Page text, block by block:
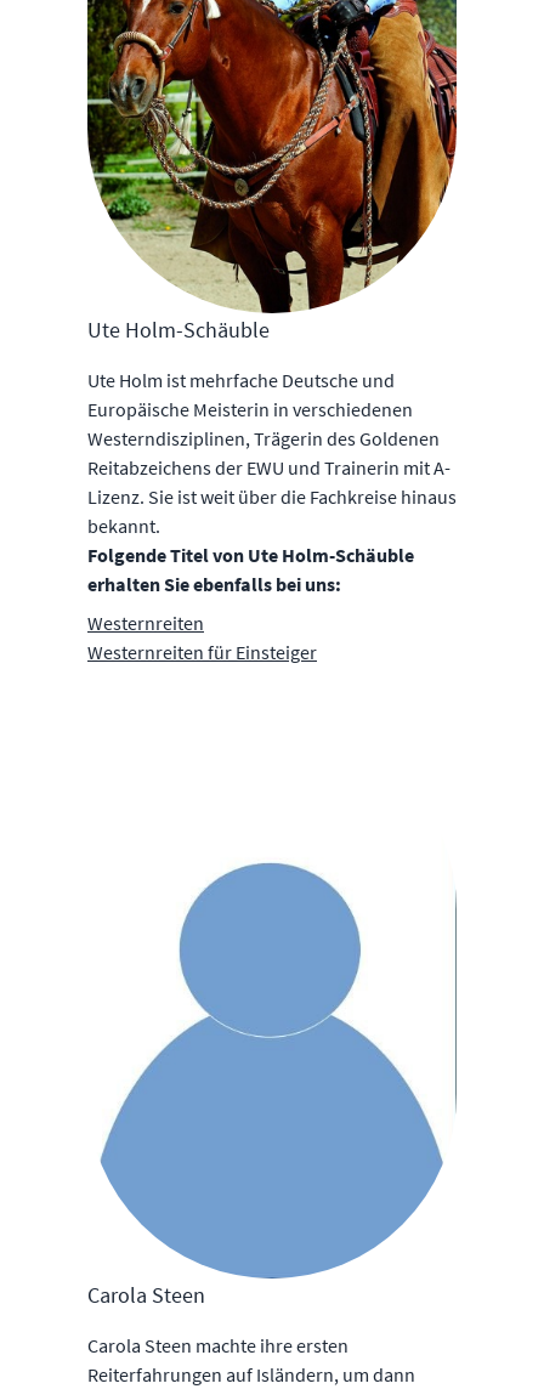
Ute Holm-Schäuble
Ute Holm ist mehrfache Deutsche und
Europäische Meisterin in verschiedenen
Westerndisziplinen, Trägerin des Goldenen
Reitabzeichens der EWU und Trainerin mit A-
Lizenz. Sie ist weit über die Fachkreise hinaus
bekannt.
Folgende Titel von Ute Holm-Schäuble
erhalten Sie ebenfalls bei uns:
Westernreiten
Westernreiten für Einsteiger
Carola Steen
Carola Steen machte ihre ersten
Reiterfahrungen auf Isländern, um dann